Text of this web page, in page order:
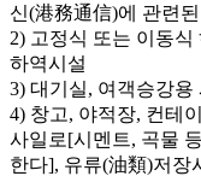
신(港務通信)에 관련
2) 고정식 또는 이동
하역시설
3) 대기실, 여객승강
4) 창고, 야적장, 컨테
사일로[시멘트, 곡물
한다], 유류(油類)저장